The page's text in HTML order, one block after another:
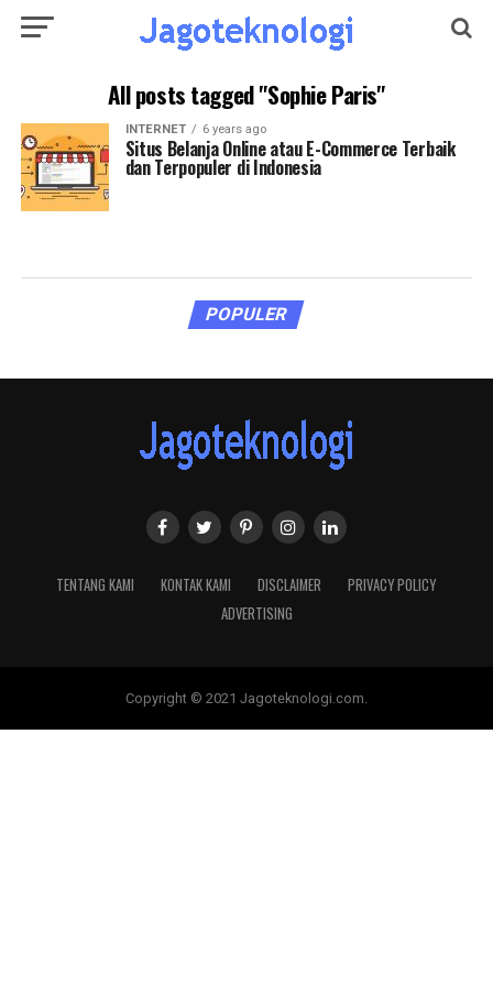
All posts tagged "Sophie Paris"
INTERNET 6 years ago
Situs Belanja Online atau E-Commerce Terbaik
dan Terpopuler di Indonesia
POPULER
TENTANG KAMI KONTAK KAMI DISCLAIMER
PRIVACY POLICY
ADVERTISING
Copyright © 2021 Jagoteknologi.com.